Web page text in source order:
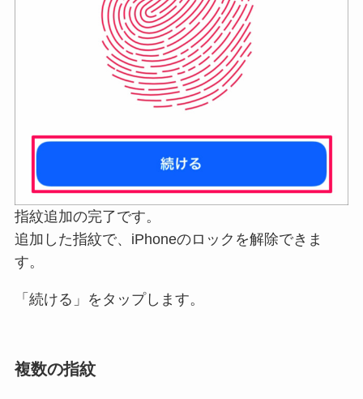
指紋追加の完了です。
追加した指紋で、iPhoneのロックを解除できま
す。
「続ける」をタップします。
複数の指紋